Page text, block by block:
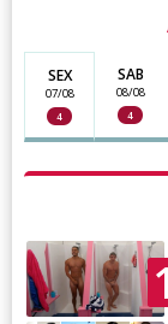
SEX
07/08
4
SAB
08/08
4